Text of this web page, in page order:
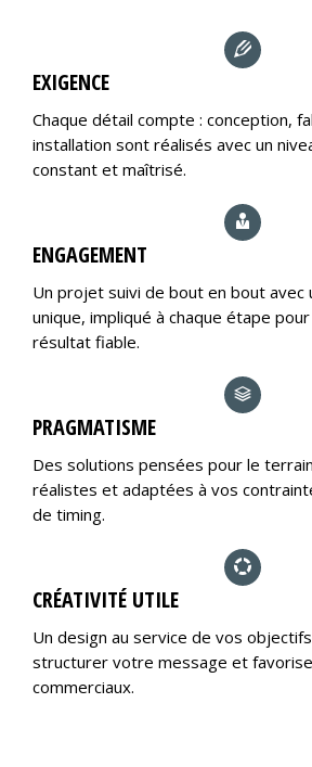
EXIGENCE
Chaque détail compte : conception,
installation sont réalisés avec un
constant et maîtrisé.
ENGAGEMENT
Un projet suivi de bout en bout avec
unique, impliqué à chaque étape
résultat fiable.
PRAGMATISME
Des solutions pensées pour le
réalistes et adaptées à vos
de timing.
CRÉATIVITÉ UTILE
Un design au service de vos
structurer votre message et
commerciaux.